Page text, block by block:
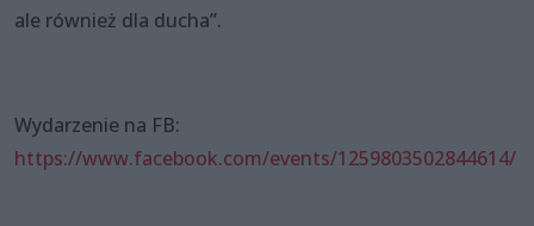
ale również dla ducha”.
Wydarzenie na FB:
https://www.facebook.com/events/1259803502844614/